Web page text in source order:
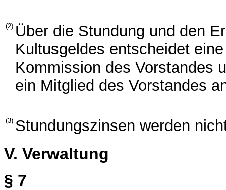
(2) Über die Stundung und den
Kultusgeldes entscheidet
Kommission des Vorstandes
ein Mitglied des Vorstandes
(3) Stundungszinsen werden
V. Verwaltung
§ 7